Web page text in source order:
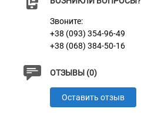
Звоните:
+38 (093) 354-96-49
+38 (068) 384-50-16
ОТЗЫВЫ (0)
Оставить отзыв